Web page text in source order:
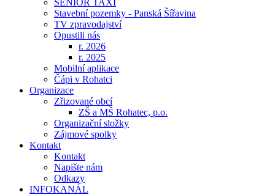
SENIOR TAXI
Stavební pozemky - Panská Šířavina
TV zpravodajství
Opustili nás
r. 2026
r. 2025
Mobilní aplikace
Čápi v Rohatci
Organizace
Zřizované obcí
ZŠ a MŠ Rohatec, p.o.
Organizační složky
Zájmové spolky
Kontakt
Kontakt
Napište nám
Odkazy
INFOKANÁL